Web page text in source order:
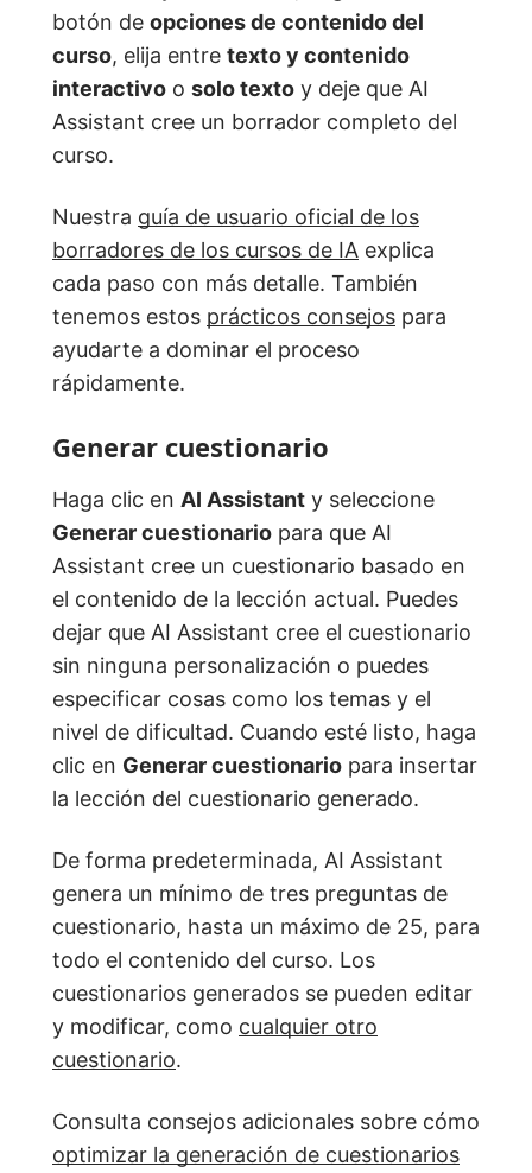
botón de opciones de contenido del
curso, elija entre texto y contenido
interactivo o solo texto y deje que AI
Assistant cree un borrador completo del
curso.
Nuestra guía de usuario oficial de los
borradores de los cursos de IA explica
cada paso con más detalle. También
tenemos estos prácticos consejos para
ayudarte a dominar el proceso
rápidamente.
Generar cuestionario
Haga clic en AI Assistant y seleccione
Generar cuestionario para que AI
Assistant cree un cuestionario basado en
el contenido de la lección actual. Puedes
dejar que AI Assistant cree el cuestionario
sin ninguna personalización o puedes
especificar cosas como los temas y el
nivel de dificultad. Cuando esté listo, haga
clic en Generar cuestionario para insertar
la lección del cuestionario generado.
De forma predeterminada, AI Assistant
genera un mínimo de tres preguntas de
cuestionario, hasta un máximo de 25, para
todo el contenido del curso. Los
cuestionarios generados se pueden editar
y modificar, como cualquier otro
cuestionario.
Consulta consejos adicionales sobre cómo
optimizar la generación de cuestionarios